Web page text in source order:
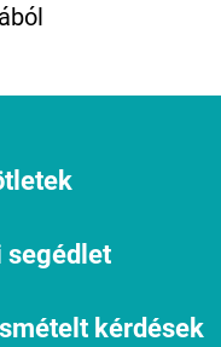
segédlet
kérdések